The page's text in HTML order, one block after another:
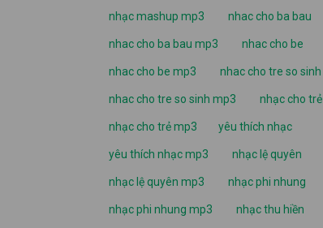
nhạc mashup mp3 nhac cho ba bau
nhac cho ba bau mp3 nhac cho be
nhac cho be mp3 nhac cho tre so sinh
nhac cho tre so sinh mp3 nhạc cho trẻ
nhạc cho trẻ mp3 yêu thích nhạc
yêu thích nhạc mp3 nhạc lệ quyên
nhạc lệ quyên mp3 nhạc phi nhung
nhạc phi nhung mp3 nhạc thu hiền